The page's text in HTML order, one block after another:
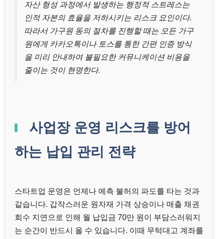
자산 형성 과정에서 발생하는 행정적 스트레스는
인적 자본의 효율을 저하시키는 리스크 요인이다.
따라서 가구원 동의 절차를 진행할 때는 모든 가구
원에게 카카오톡이나 토스를 통한 간편 인증 방식
을 미리 안내하여 불필요한 커뮤니케이션 비용을
줄이는 것이 현명한다.
사업장 운영 리스크를 방어
하는 납입 관리 전략
스타트업 운영은 언제나 예측 불허의 파도를 타는 것과
같습니다. 갑작스러운 원자재 가격 상승이나 매출 채권
회수 지연으로 인해 월 납입금 70만 원이 부담스러워지
는 순간이 반드시 올 수 있습니다. 이때 무턱대고 계좌를